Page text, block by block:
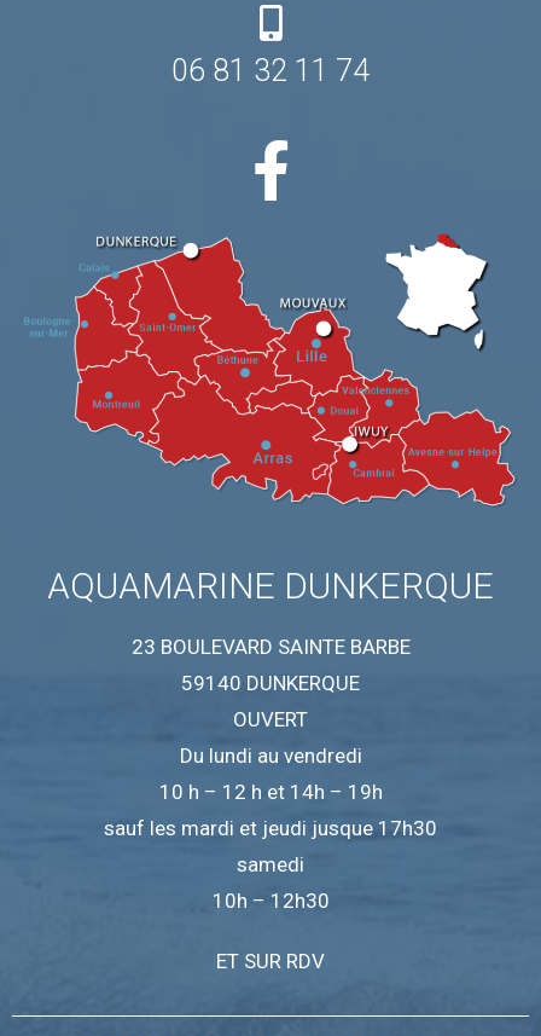
06 81 32 11 74
AQUAMARINE DUNKERQUE
23 BOULEVARD SAINTE BARBE
59140 DUNKERQUE
OUVERT
Du lundi au vendredi
10 h – 12 h et 14h – 19h
sauf les mardi et jeudi jusque 17h30
samedi
10h – 12h30
ET SUR RDV